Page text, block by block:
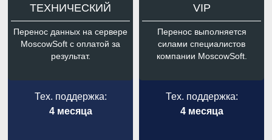
ТЕХНИЧЕСКИЙ
Перенос данных на сервере
MoscowSoft с оплатой за
результат.
Тех. поддержка:
4 месяца
VIP
Перенос выполняется
силами специалистов
компании MoscowSoft.
Тех. поддержка:
4 месяца